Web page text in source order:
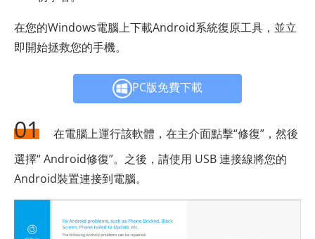
在您的Windows電腦上下載Android系統復原工具，並立
即開始拯救您的手機。
PC版免費下載
01
在電腦上運行該軟體，在主介面點擊“修復”，然後
選擇“ Android修復”。之後，請使用 USB 連接線將您的
Android裝置連接到電腦。